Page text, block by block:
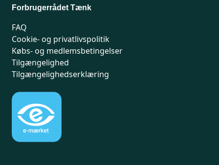
Forbrugerrådet Tænk
FAQ
Cookie- og privatlivspolitik
Købs- og medlemsbetingelser
Tilgængelighed
Tilgængelighedserklæring